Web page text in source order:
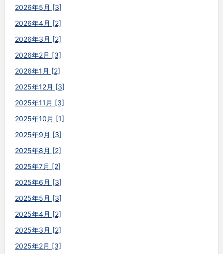
2026年5月 [3]
2026年4月 [2]
2026年3月 [2]
2026年2月 [3]
2026年1月 [2]
2025年12月 [3]
2025年11月 [3]
2025年10月 [1]
2025年9月 [3]
2025年8月 [2]
2025年7月 [2]
2025年6月 [3]
2025年5月 [3]
2025年4月 [2]
2025年3月 [2]
2025年2月 [3]